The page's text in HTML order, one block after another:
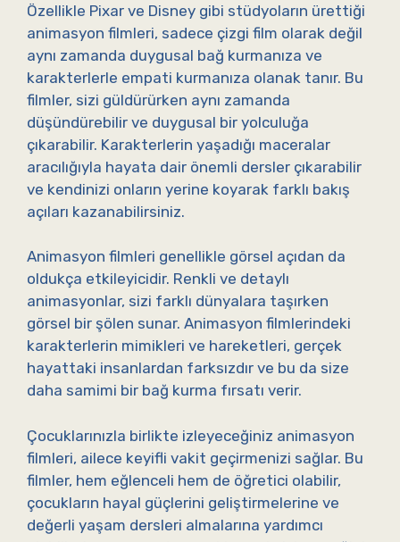
Özellikle Pixar ve Disney gibi stüdyoların ürettiği
animasyon filmleri, sadece çizgi film olarak değil
aynı zamanda duygusal bağ kurmanıza ve
karakterlerle empati kurmanıza olanak tanır. Bu
filmler, sizi güldürürken aynı zamanda
düşündürebilir ve duygusal bir yolculuğa
çıkarabilir. Karakterlerin yaşadığı maceralar
aracılığıyla hayata dair önemli dersler çıkarabilir
ve kendinizi onların yerine koyarak farklı bakış
açıları kazanabilirsiniz.
Animasyon filmleri genellikle görsel açıdan da
oldukça etkileyicidir. Renkli ve detaylı
animasyonlar, sizi farklı dünyalara taşırken
görsel bir şölen sunar. Animasyon filmlerindeki
karakterlerin mimikleri ve hareketleri, gerçek
hayattaki insanlardan farksızdır ve bu da size
daha samimi bir bağ kurma fırsatı verir.
Çocuklarınızla birlikte izleyeceğiniz animasyon
filmleri, ailece keyifli vakit geçirmenizi sağlar. Bu
filmler, hem eğlenceli hem de öğretici olabilir,
çocukların hayal güçlerini geliştirmelerine ve
değerli yaşam dersleri almalarına yardımcı